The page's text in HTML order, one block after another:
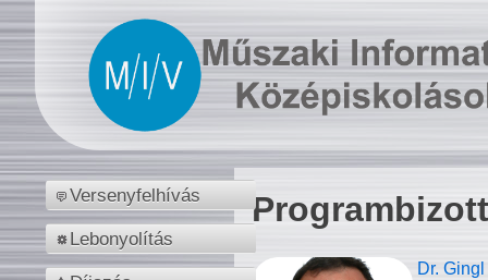
Versenyfelhívás
Lebonyolítás
Dr.